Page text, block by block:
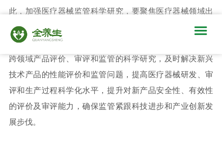
此，加强医疗器械监管科学研究，要聚焦医疗器械领域出
现的新情况、新问题，紧盯生物技术、材料技术、信息技
术等新兴技术在医疗器械领域的应用，加强对创新产品和
跨领域产品评价、审评和监管的科学研究，及时解决新兴
技术产品的性能评价和监管问题，提高医疗器械研发、审
评和生产过程科学化水平，提升对新产品安全性、有效性
的评价及审评能力，确保监管紧跟科技进步和产业创新发
展步伐。